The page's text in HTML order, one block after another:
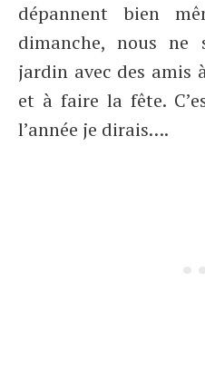
dépannent bien
dimanche, nous ne
jardin avec des amis
et à faire la fête.
l’année je dirais….